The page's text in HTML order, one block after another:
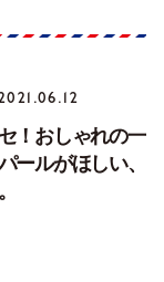
！おしゃれの一
ールがほしい、